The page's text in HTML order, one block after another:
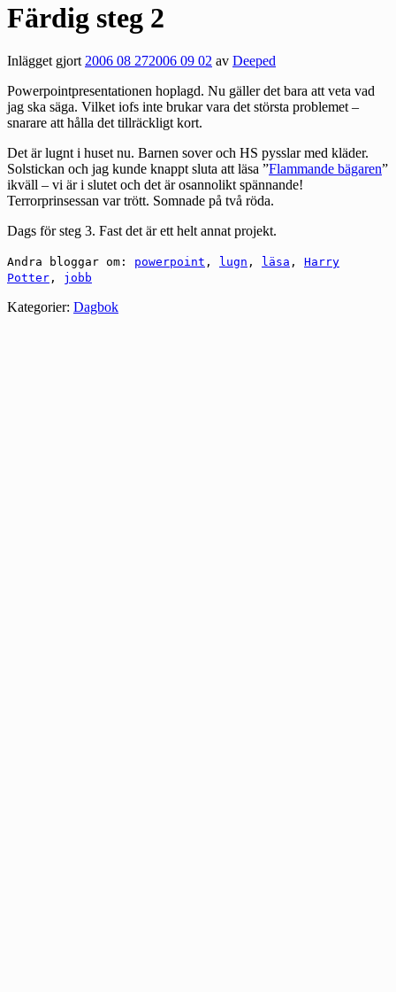
Färdig steg 2
Inlägget gjort2006 08 272006 09 02 av Deeped
Powerpointpresentationen hoplagd. Nu gäller det bara att veta vad
jag ska säga. Vilket iofs inte brukar vara det största problemet –
snarare att hålla det tillräckligt kort.
Det är lugnt i huset nu. Barnen sover och HS pysslar med kläder.
Solstickan och jag kunde knappt sluta att läsa ”Flammande bägaren”
ikväll – vi är i slutet och det är osannolikt spännande!
Terrorprinsessan var trött. Somnade på två röda.
Dags för steg 3. Fast det är ett helt annat projekt.
Andra bloggar om: powerpoint , lugn , läsa , Harry
Potter , jobb
Kategorier: Dagbok